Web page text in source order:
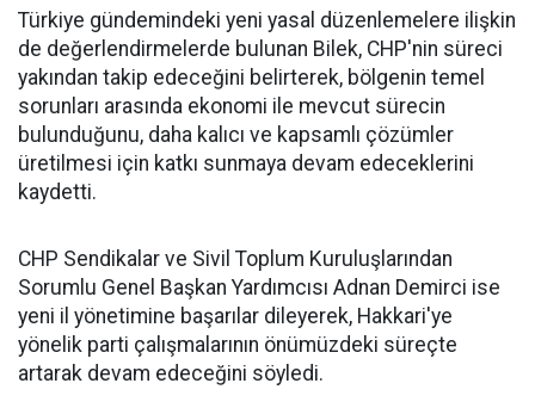
Türkiye gündemindeki yeni yasal düzenlemelere ilişkin
de değerlendirmelerde bulunan Bilek, CHP'nin süreci
yakından takip edeceğini belirterek, bölgenin temel
sorunları arasında ekonomi ile mevcut sürecin
bulunduğunu, daha kalıcı ve kapsamlı çözümler
üretilmesi için katkı sunmaya devam edeceklerini
kaydetti.
CHP Sendikalar ve Sivil Toplum Kuruluşlarından
Sorumlu Genel Başkan Yardımcısı Adnan Demirci ise
yeni il yönetimine başarılar dileyerek, Hakkari'ye
yönelik parti çalışmalarının önümüzdeki süreçte
artarak devam edeceğini söyledi.